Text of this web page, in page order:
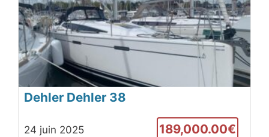
Dehler Dehler 38
24 juin 2025 189,000.00€